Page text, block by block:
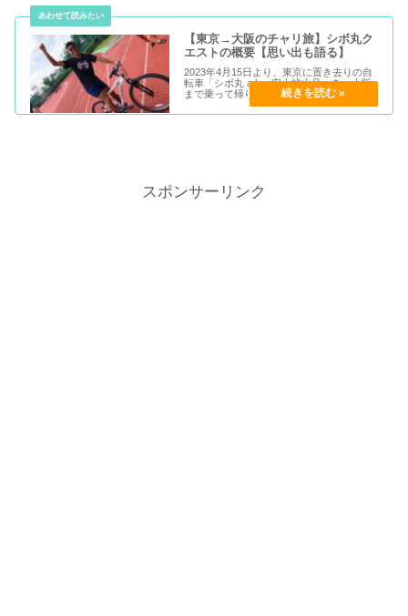
【東京→大阪のチャリ旅】シボ丸ク
エストの概要【思い出も語る】
2023年4月15日より、東京に置き去りの自
転車「シボ丸 a.k.a 安土桃山号」を、大阪
まで乗って帰ります。その概要を簡単にま
スポンサーリンク